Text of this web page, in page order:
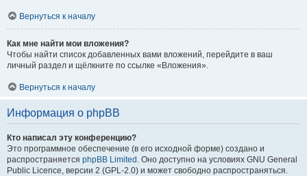
Вернуться к началу
Как мне найти мои вложения?
Чтобы найти список добавленных вами вложений, перейдите в ваш
личный раздел и щёлкните по ссылке «Вложения».
Вернуться к началу
Информация о phpBB
Кто написал эту конференцию?
Это программное обеспечение (в его исходной форме) создано и
распространяется phpBB Limited . Оно доступно на условиях GNU General
Public Licence, версии 2 (GPL-2.0) и может свободно распространяться.